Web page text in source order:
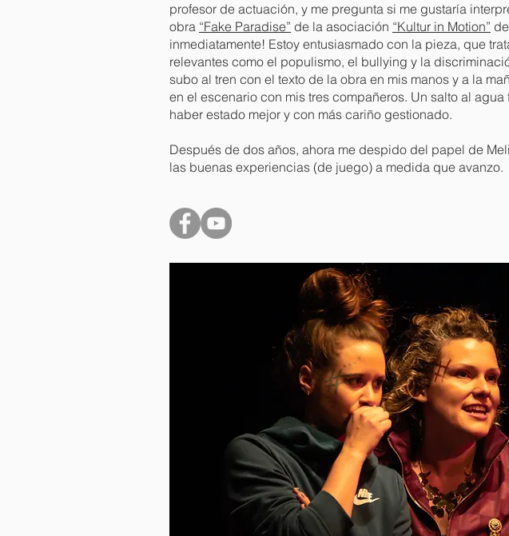
profesor de actuación, y me pregunta si me gustaría
obra “Fake Paradise” de la asociación “Kultur in Motion”
inmediatamente! Estoy entusiasmado con la pieza, que
relevantes como el populismo, el bullying y la
subo al tren con el texto de la obra en mis manos y a la
en el escenario con mis tres compañeros. Un salto al
haber estado mejor y con más cariño gestionado.
Después de dos años, ahora me despido del papel de
las buenas experiencias (de juego) a medida que avanzo.